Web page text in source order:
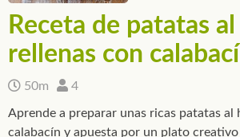
Receta de patatas
rellenas con
50m 4
Aprende a preparar unas ricas patatas al
calabacín y apuesta por un plato